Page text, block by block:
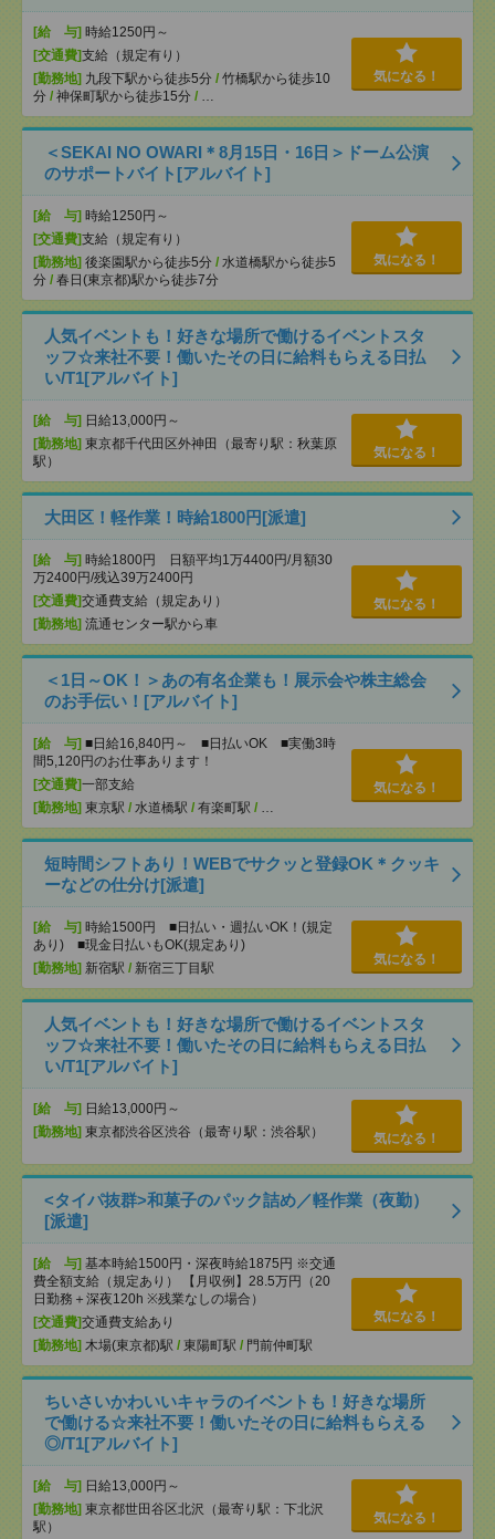
[給 与] 時給1250円～
[交通費]支給（規定有り）
[勤務地] 九段下駅から徒歩5分 / 竹橋駅から徒歩10
分 / 神保町駅から徒歩15分 / …
気になる！
＜SEKAI NO OWARI＊8月15日・16日＞ドーム公演
のサポートバイト[アルバイト]
[給 与] 時給1250円～
[交通費]支給（規定有り）
[勤務地] 後楽園駅から徒歩5分 / 水道橋駅から徒歩5
分 / 春日(東京都)駅から徒歩7分
気になる！
人気イベントも！好きな場所で働けるイベントスタ
ッフ☆来社不要！働いたその日に給料もらえる日払
い/T1[アルバイト]
[給 与] 日給13,000円～
[勤務地] 東京都千代田区外神田（最寄り駅：秋葉原
駅）
気になる！
大田区！軽作業！時給1800円[派遣]
[給 与] 時給1800円 日額平均1万4400円/月額30
万2400円/残込39万2400円
[交通費]交通費支給（規定あり）
[勤務地] 流通センター駅から車
気になる！
＜1日～OK！＞あの有名企業も！展示会や株主総会
のお手伝い！[アルバイト]
[給 与] ■日給16,840円～ ■日払いOK ■実働3時
間5,120円のお仕事あります！
[交通費]一部支給
[勤務地] 東京駅 / 水道橋駅 / 有楽町駅 / …
気になる！
短時間シフトあり！WEBでサクッと登録OK＊クッキ
ーなどの仕分け[派遣]
[給 与] 時給1500円 ■日払い・週払いOK！(規定
あり) ■現金日払いもOK(規定あり)
[勤務地] 新宿駅 / 新宿三丁目駅
気になる！
人気イベントも！好きな場所で働けるイベントスタ
ッフ☆来社不要！働いたその日に給料もらえる日払
い/T1[アルバイト]
[給 与] 日給13,000円～
[勤務地] 東京都渋谷区渋谷（最寄り駅：渋谷駅） 気になる！
<タイパ抜群>和菓子のパック詰め／軽作業（夜勤）
[派遣]
[給 与] 基本時給1500円・深夜時給1875円 ※交通
費全額支給（規定あり） 【月収例】28.5万円（20
日勤務＋深夜120h ※残業なしの場合）
[交通費]交通費支給あり
[勤務地] 木場(東京都)駅 / 東陽町駅 / 門前仲町駅
気になる！
ちいさいかわいいキャラのイベントも！好きな場所
で働ける☆来社不要！働いたその日に給料もらえる
◎/T1[アルバイト]
[給 与] 日給13,000円～
[勤務地] 東京都世田谷区北沢（最寄り駅：下北沢
駅）
気になる！